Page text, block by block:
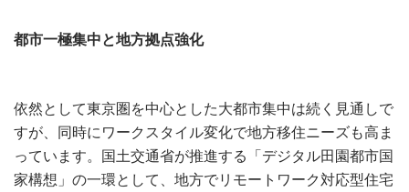
都市一極集中と地方拠点強化
依然として東京圏を中心とした大都市集中は続く見通しで
すが、同時にワークスタイル変化で地方移住ニーズも高ま
っています。国土交通省が推進する「デジタル田園都市国
家構想」の一環として、地方でリモートワーク対応型住宅